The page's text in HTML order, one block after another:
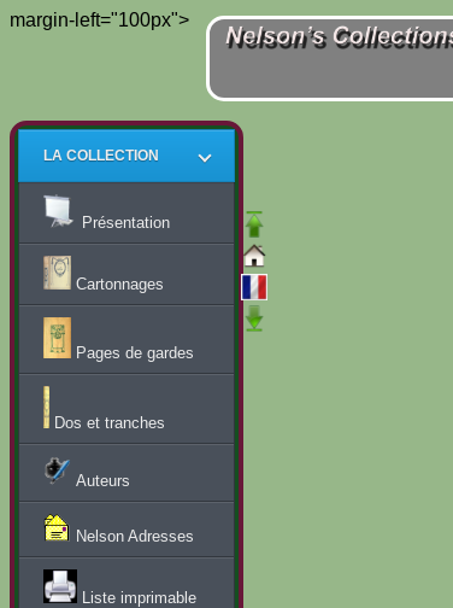
margin-left="100px">
LA COLLECTION
Présentation
Cartonnages
Pages de gardes
Dos et tranches
Auteurs
Nelson Adresses
Liste imprimable